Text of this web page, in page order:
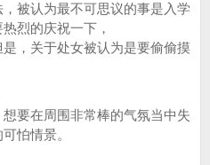
被认为最不可思议的事是入学
烈的庆祝一下，
，关于处女被认为是要偷偷摸
要在周围非常棒的气氛当中失
怕情景。